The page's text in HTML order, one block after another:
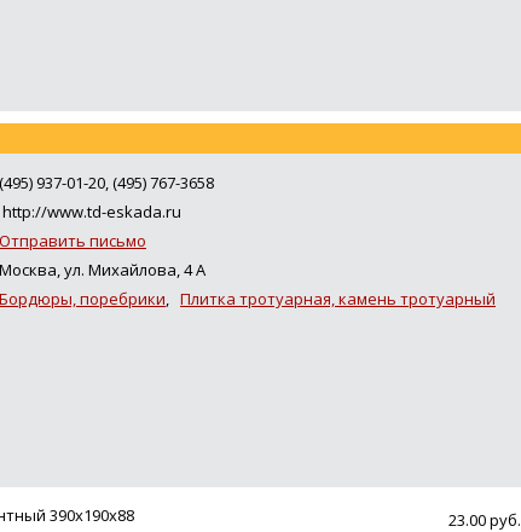
(495) 937-01-20, (495) 767-3658
http://www.td-eskada.ru
Отправить письмо
Москва, ул. Михайлова, 4 А
Бордюры, поребрики, Плитка тротуарная, камень тротуарный
390х190х88 23.00 руб.